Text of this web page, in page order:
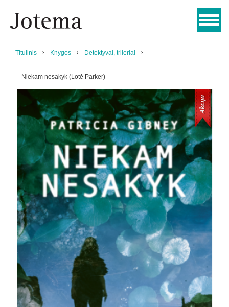
Titulinis Knygos Detektyvai, trileriai
Niekam nesakyk (Lotė Parker)
Akcija